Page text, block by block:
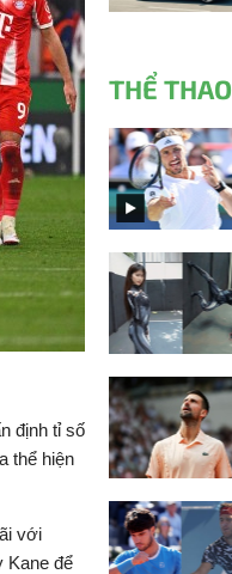
định tỉ số
thể hiện
với
Kane để
THỂ THAO